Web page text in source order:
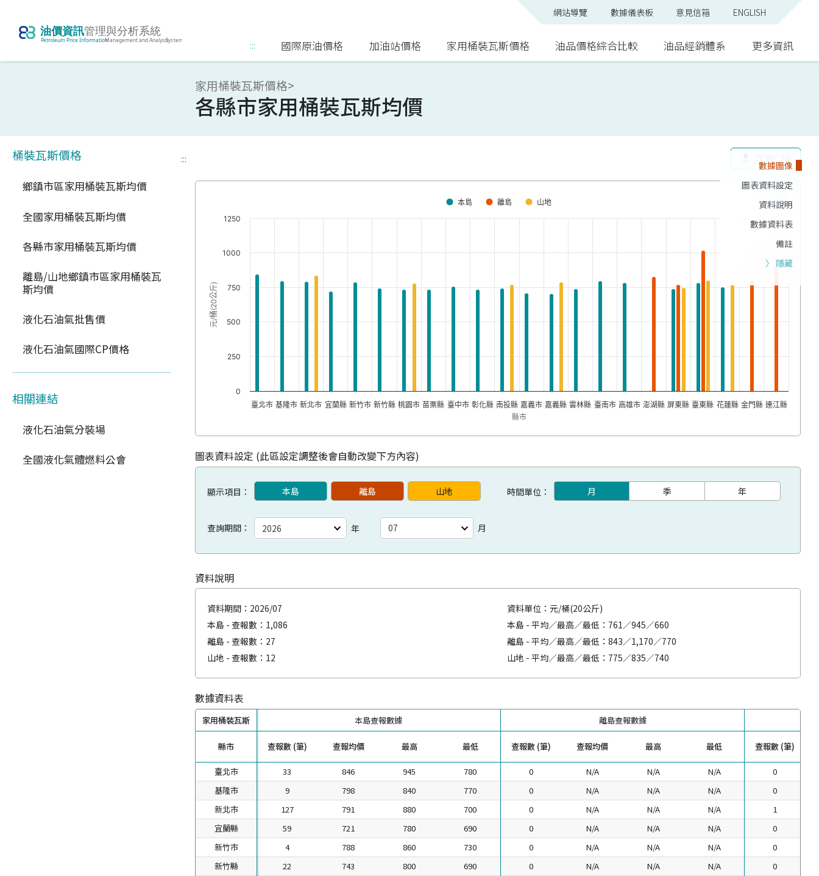
網站導覽 數據儀表板 意見信箱 ENGLISH
::: 國際原油價格 加油站價格 家用桶裝瓦斯價格 油品價格綜合比較 油品經銷體系 更多資訊
家用桶裝瓦斯價格>
各縣市家用桶裝瓦斯均價
桶裝瓦斯價格
鄉鎮市區家用桶裝瓦斯均價
全國家用桶裝瓦斯均價
各縣市家用桶裝瓦斯均價
離島/山地鄉鎮市區家用桶裝瓦
斯均價
液化石油氣批售價
液化石油氣國際CP價格
相關連結
液化石油氣分裝場
全國液化氣體燃料公會
::: download 下載CSV
縣市
元/桶(20公斤)
本島 離島 山地
臺北市 基隆市 新北市 宜蘭縣 新竹市 新竹縣 桃園市 苗栗縣 臺中市 彰化縣 南投縣 嘉義市 嘉義縣 雲林縣 臺南市 高雄市 澎湖縣 屏東縣 臺東縣 花蓮縣 金門縣 連江縣
0
250
500
750
1000
1250
圖表資料設定 (此區設定調整後會自動改變下方內容)
顯示項目： 本島 離島 山地 時間單位： 月 季 年
查詢期間： 年 月
資料說明
資料期間： 2026/07
資料單位：元/桶(20公斤)
本島 - 查報數： 1,086 本島 - 平均／最高／最低： 761／945／660
離島 - 查報數： 27 離島 - 平均／最高／最低： 843／1,170／770
山地 - 查報數： 12 山地 - 平均／最高／最低： 775／835／740
數據資料表
家用桶裝瓦斯
縣市
臺北市
基隆市
新北市
宜蘭縣
新竹市
新竹縣
家用桶裝瓦斯 本島查報數據 離島查報數據
縣市 查報數 (筆) 查報均價 最高 最低 查報數 (筆) 查報均價 最高 最低 查報數 (筆)
臺北市 33 846 945 780 0 N/A N/A N/A
0
基隆市
9 798 840 770 0 N/A N/A N/A
0
新北市
127 791 880 700 0 N/A N/A N/A
1
宜蘭縣
59 721 780 690 0 N/A N/A N/A
0
新竹市
4 788 860 730 0 N/A N/A N/A
0
新竹縣
22 743 800 690 0 N/A N/A N/A
0
數據圖像
圖表資料設定
資料說明
數據資料表
備註
〉 隱藏